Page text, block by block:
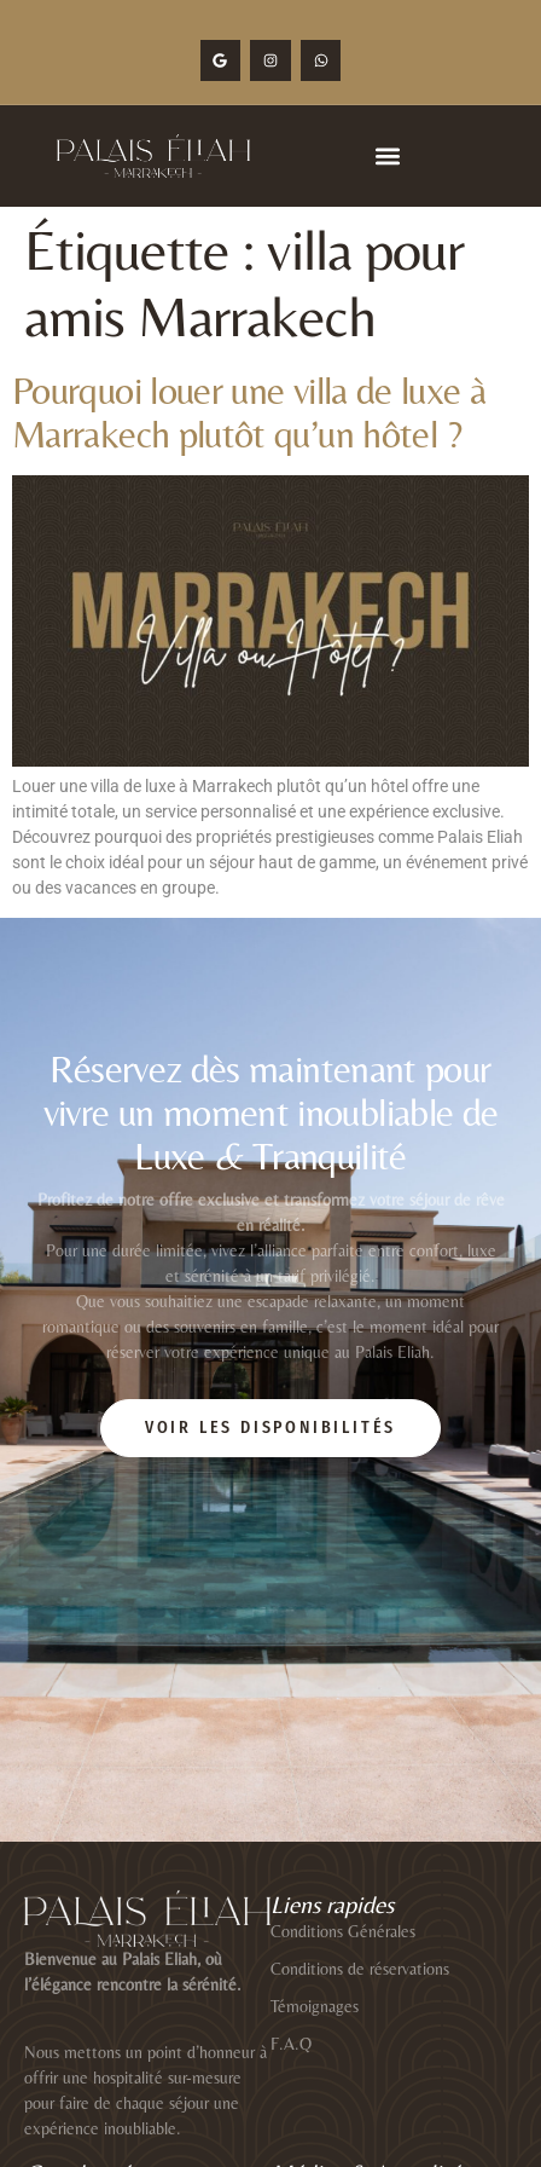
Étiquette :villa pour
amis Marrakech
Pourquoi louer une villa de luxe à
Marrakech plutôt qu’un hôtel ?
Louer une villa de luxe à Marrakech plutôt qu’un hôtel offre une
intimité totale, un service personnalisé et une expérience exclusive.
Découvrez pourquoi des propriétés prestigieuses comme Palais Eliah
sont le choix idéal pour un séjour haut de gamme, un événement privé
ou des vacances en groupe.
Réservez dès maintenant pour
vivre un moment inoubliable de
Luxe&Tranquilité
Profitez de notre offre exclusive et transformez votre séjour de rêve
en réalité.
Pour une durée limitée, vivez l’alliance parfaite entre confort, luxe
et sérénité à un tarif privilégié.
Que vous souhaitiez une escapade relaxante, un moment
romantique ou des souvenirs en famille, c’est le moment idéal pour
réserver votre expérience unique au Palais Eliah.
VOIR LES DISPONIBILITÉS
Bienvenue au Palais Eliah, où
l’élégance rencontre la sérénité.
Nous mettons un point d’honneur à
offrir une hospitalité sur-mesure
pour faire de chaque séjour une
expérience inoubliable.
Liens rapides
Conditions Générales
Conditions de réservations
Témoignages
F.A.Q